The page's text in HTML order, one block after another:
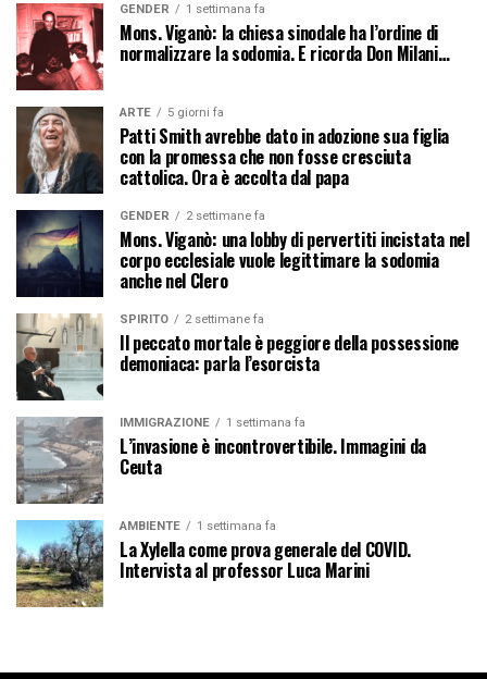
GENDER 1 settimana fa
Mons. Viganò: la chiesa sinodale ha l’ordine di
normalizzare la sodomia. E ricorda Don Milani…
ARTE 5 giorni fa
Patti Smith avrebbe dato in adozione sua figlia
con la promessa che non fosse cresciuta
cattolica. Ora è accolta dal papa
GENDER 2 settimane fa
Mons. Viganò: una lobby di pervertiti incistata nel
corpo ecclesiale vuole legittimare la sodomia
anche nel Clero
SPIRITO 2 settimane fa
Il peccato mortale è peggiore della possessione
demoniaca: parla l’esorcista
IMMIGRAZIONE 1 settimana fa
L’invasione è incontrovertibile. Immagini da
Ceuta
AMBIENTE 1 settimana fa
La Xylella come prova generale del COVID.
Intervista al professor Luca Marini